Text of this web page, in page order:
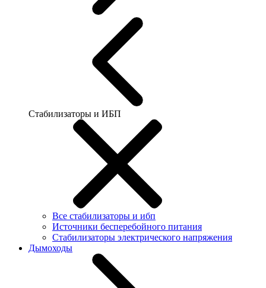
Стабилизаторы и ИБП
Все стабилизаторы и ибп
Источники бесперебойного питания
Стабилизаторы электрического напряжения
Дымоходы